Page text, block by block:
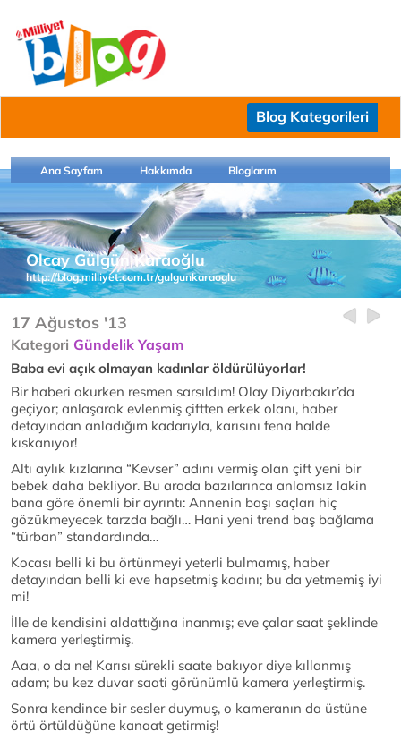
Blog Kategorileri
Ana Sayfam Hakkımda Bloglarım
Olcay Gülgün Karaoğlu
http://blog.milliyet.com.tr/gulgunkaraoglu
17 Ağustos '13
Kategori Gündelik Yaşam
Baba evi açık olmayan kadınlar öldürülüyorlar!
Bir haberi okurken resmen sarsıldım! Olay Diyarbakır’da
geçiyor; anlaşarak evlenmiş çiftten erkek olanı, haber
detayından anladığım kadarıyla, karısını fena halde
kıskanıyor!
Altı aylık kızlarına “Kevser” adını vermiş olan çift yeni bir
bebek daha bekliyor. Bu arada bazılarınca anlamsız lakin
bana göre önemli bir ayrıntı: Annenin başı saçları hiç
gözükmeyecek tarzda bağlı… Hani yeni trend baş bağlama
“türban” standardında…
Kocası belli ki bu örtünmeyi yeterli bulmamış, haber
detayından belli ki eve hapsetmiş kadını; bu da yetmemiş iyi
mi!
İlle de kendisini aldattığına inanmış; eve çalar saat şeklinde
kamera yerleştirmiş.
Aaa, o da ne! Karısı sürekli saate bakıyor diye kıllanmış
adam; bu kez duvar saati görünümlü kamera yerleştirmiş.
Sonra kendince bir sesler duymuş, o kameranın da üstüne
örtü örtüldüğüne kanaat getirmiş!